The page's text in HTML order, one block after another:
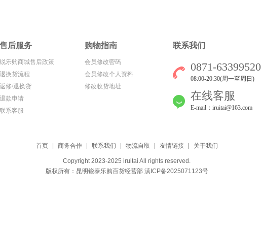
售后服务
锐乐购商城售后政策
退换货流程
返修/退换货
退款申请
联系客服
购物指南
会员修改密码
会员修改个人资料
修改收货地址
联系我们
0871-63399520
08:00-20:30(周一至周日)
在线客服
E-mail：iruitai@163.com
首页| 商务合作| 联系我们 | 物流自取 | 友情链接| 关于我们
Copyright 2023-2025 iruitai All rights reserved.
版权所有： 昆明锐泰乐购百货经营部 滇ICP备2025071123号